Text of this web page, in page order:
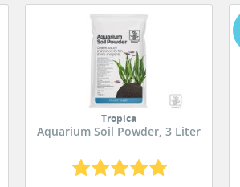
Tropica
Aquarium Soil Powder, 3 Liter